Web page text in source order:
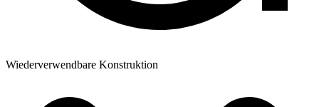
Wiederverwendbare Konstruktion